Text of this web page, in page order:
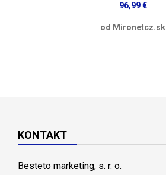
96,99 €
od Mironetcz.sk
KONTAKT
Besteto marketing, s. r. o.